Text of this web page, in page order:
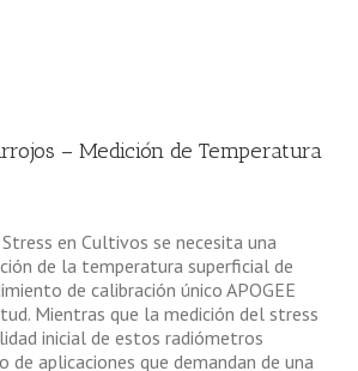
– Medición de Temperatura
en Cultivos se necesita una
de la temperatura superficial de
de calibración único APOGEE
Mientras que la medición del stress
inicial de estos radiómetros
de aplicaciones que demandan de una